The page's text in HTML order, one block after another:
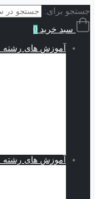
جستجو برای:
سبد خرید 0
آموزش های رشته
آموزش های رشته